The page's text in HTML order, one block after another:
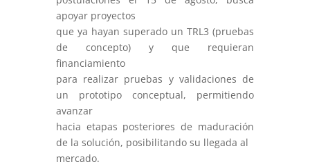
apoyar proyectos
que ya hayan superado un TRL3 (pruebas
de concepto) y que requieran
financiamiento
para realizar pruebas y validaciones de
un prototipo conceptual, permitiendo
avanzar
hacia etapas posteriores de maduración
de la solución, posibilitando su llegada al
mercado.